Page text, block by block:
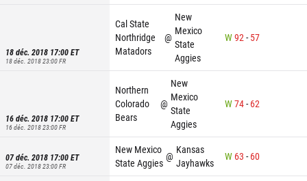
18 déc. 2018 17:00ET
18 déc. 2018 23:00FR
Cal State
Northridge
Matadors
@
New
Mexico
State
Aggies
W92- 57
16 déc. 2018 17:00ET
16 déc. 2018 23:00FR
Northern
Colorado
Bears
@
New
Mexico
State
Aggies
W74- 62
07 déc. 2018 17:00ET
07 déc. 2018 23:00FR
New Mexico
State Aggies
@
Kansas
Jayhawks
W 63 - 60